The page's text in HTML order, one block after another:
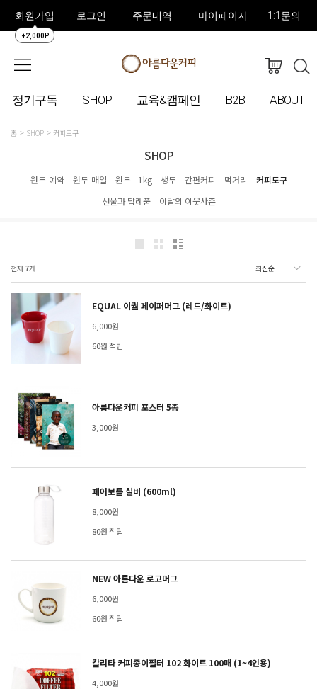
회원가입
+2,000P
로그인 주문내역 마이페이지 1:1문의
정기구독 SHOP 교육&캠페인 B2B ABOUT
홈 SHOP 커피도구
SHOP
원두-예약 원두-매일 원두 - 1kg 생두 간편커피 먹거리
커피도구
선물과 답례품
이달의 이웃사촌
전체 7개
EQUAL 이퀄 페이퍼머그 (레드/화이트)
6,000원
60원 적립
아름다운커피 포스터 5종
3,000원
페어보틀 실버 (600ml)
8,000원
80원 적립
NEW 아름다운 로고머그
6,000원
60원 적립
칼리타 커피종이필터 102 화이트 100매 (1~4인용)
4,000원